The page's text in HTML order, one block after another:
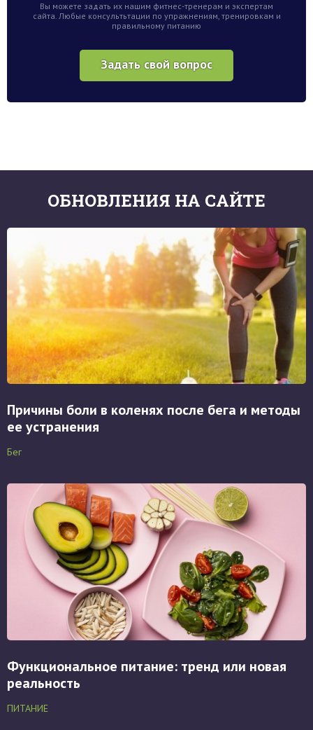
Вы можете задать их нашим фитнес-тренерам и экспертам
сайта. Любые консультьтации по упражнениям, тренировкам и
правильному питанию
Задать свой вопрос
ОБНОВЛЕНИЯ НА САЙТЕ
Причины боли в коленях после бега и методы
ее устранения
Бег
Функциональное питание: тренд или новая
реальность
ПИТАНИЕ